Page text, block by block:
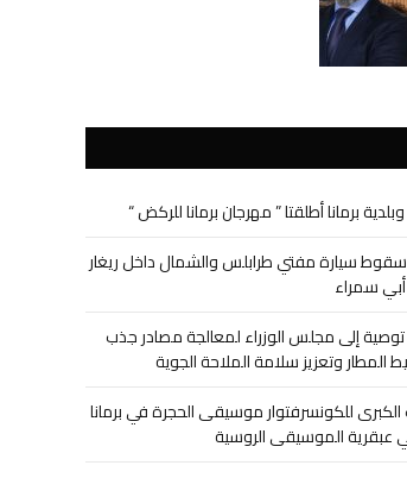
برمانا أطلقتا ” مهرجان برمانا للركض “
سقوط سيارة مفتي طرابلس والشمال داخل ريغار
سمراء
إلى مجلس الوزراء لمعالجة مصادر جذب
المطار وتعزيز سلامة الملاحة الجوية
للكونسرفتوار موسيقى الحجرة في برمانا
عبقرية الموسيقى الروسية